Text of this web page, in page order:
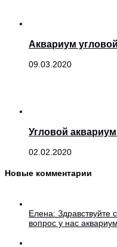
Аквариум
09.03.2020
Угловой
02.02.2020
Новые комментарии
Елена: Здравствуйте
вопрос у нас